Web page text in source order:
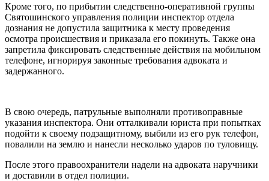
Кроме того, по прибытии следственно-оперативной группы
Святошинского управления полиции инспектор отдела
дознания не допустила защитника к месту проведения
осмотра происшествия и приказала его покинуть. Также она
запретила фиксировать следственные действия на мобильном
телефоне, игнорируя законные требования адвоката и
задержанного.
В свою очередь, патрульные выполняли противоправные
указания инспектора. Они отталкивали юриста при попытках
подойти к своему подзащитному, выбили из его рук телефон,
повалили на землю и нанесли несколько ударов по туловищу.
После этого правоохранители надели на адвоката наручники
и доставили в отдел полиции.